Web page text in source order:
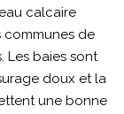
calcaire
communes de
Les baies sont
doux et la
une bonne